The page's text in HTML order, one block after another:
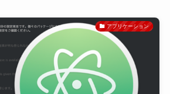
アプリケーション